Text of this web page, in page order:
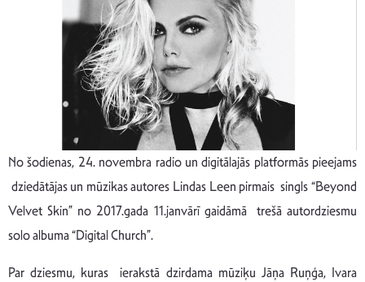
No šodienas, 24. novembra radio un digitālajās platformās pieejams
dziedātājas un mūzikas autores Lindas Leen pirmais singls “Beyond
Velvet Skin” no 2017.gada 11.janvārī gaidāmā trešā autordziesmu
solo albuma “Digital Church”.
Par dziesmu, kuras ierakstā dzirdama mūziķu Jāņa Ruņģa, Ivara